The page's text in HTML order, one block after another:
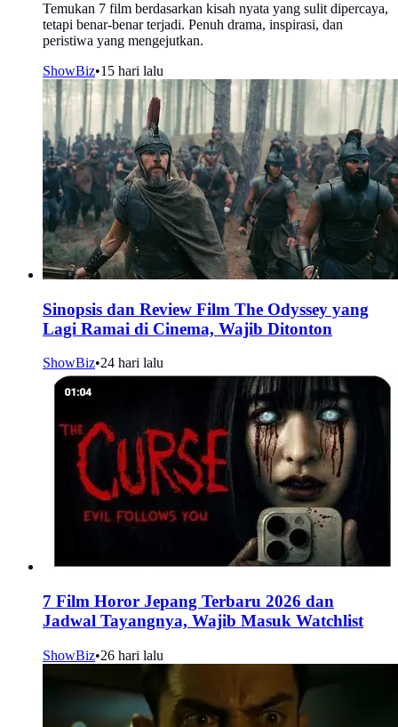
Temukan 7 film berdasarkan kisah nyata yang sulit dipercaya,
tetapi benar-benar terjadi. Penuh drama, inspirasi, dan
peristiwa yang mengejutkan.
ShowBiz•15 hari lalu
Sinopsis dan Review Film The Odyssey yang
Lagi Ramai di Cinema, Wajib Ditonton
ShowBiz•24 hari lalu
7 Film Horor Jepang Terbaru 2026 dan
Jadwal Tayangnya, Wajib Masuk Watchlist
ShowBiz•26 hari lalu